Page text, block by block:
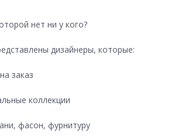
нет ни у кого?
дизайнеры, которые:
заказ
коллекции
фасон, фурнитуру